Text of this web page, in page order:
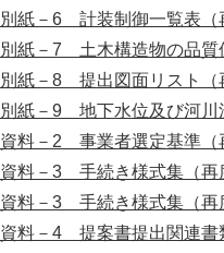
別紙－6 計装制御一覧表（
別紙－7 土木構造物の品質
別紙－8 提出図面リスト（
別紙－9 地下水位及び河川
資料－2 事業者選定基準（
資料－3 手続き様式集（再
資料－3 手続き様式集（再
資料－4 提案書提出関連書